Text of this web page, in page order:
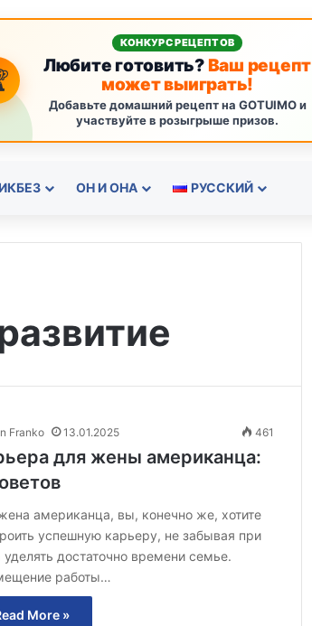
КОНКУРС РЕЦЕПТОВ
Любите готовить?Ваш рецепт
может выиграть!
Добавьте домашний рецепт на GOTUIMO и
участвуйте в розыгрыше призов.
ОН И ОНА РУССКИЙ
Franko 13.01.2025 461
для жены американца:
американца, вы, конечно же, хотите
успешную карьеру, не забывая при
уделять достаточно времени семье.
работы…
More »